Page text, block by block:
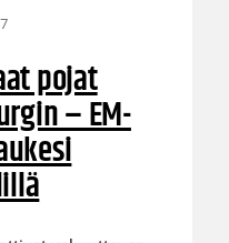
pojat
– EM-